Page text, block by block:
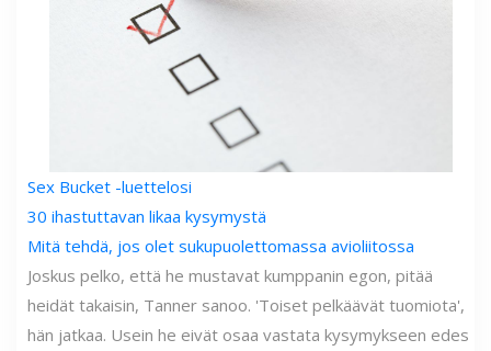
Sex Bucket -luettelosi
30 ihastuttavan likaa kysymystä
Mitä tehdä, jos olet sukupuolettomassa avioliitossa
Joskus pelko, että he mustavat kumppanin egon, pitää
heidät takaisin, Tanner sanoo. 'Toiset pelkäävät tuomiota',
hän jatkaa. Usein he eivät osaa vastata kysymykseen edes